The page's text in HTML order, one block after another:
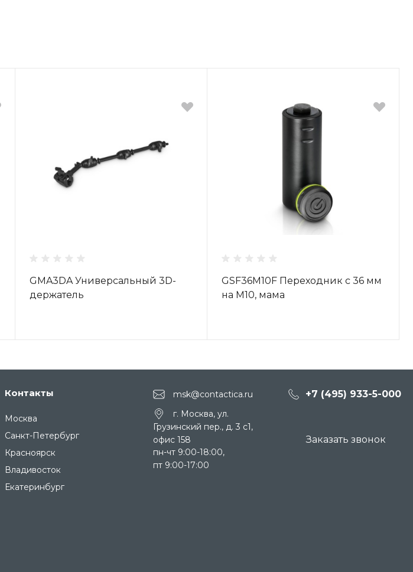
GMA3DA Универсальный 3D-
держатель
GSF36M10F Переходник с 36 мм
на M10, мама
Контакты
Москва
Санкт-Петербург
Красноярск
Владивосток
Екатеринбург
msk@contactica.ru +7 (495) 933-5-000
г. Москва, ул.
Грузинский пер., д. 3 c1,
офис 158
пн-чт 9:00-18:00,
пт 9:00-17:00
Заказать звонок